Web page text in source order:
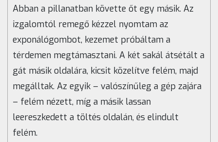
Abban a pillanatban követte őt egy másik. Az
izgalomtól remegő kézzel nyomtam az
exponálógombot, kezemet próbáltam a
térdemen megtámasztani. A két sakál átsétált a
gát másik oldalára, kicsit közelítve felém, majd
megálltak. Az egyik – valószínűleg a gép zajára
– felém nézett, míg a másik lassan
leereszkedett a töltés oldalán, és elindult
felém.